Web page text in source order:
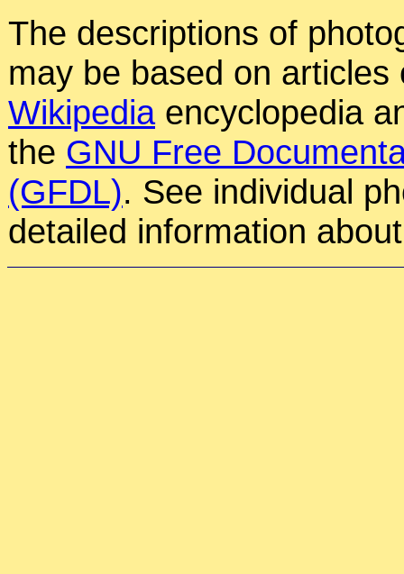
The descriptions of
may be based on articles
Wikipediaencyclopedia
the GNU Free
(GFDL). See individual
detailed information